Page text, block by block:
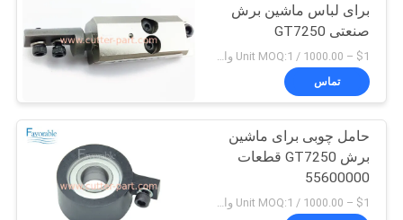
برای لباس ماشین برش
صنعتی GT7250
تماس
حامل چوبی برای ماشین
برش GT7250 قطعات
55600000